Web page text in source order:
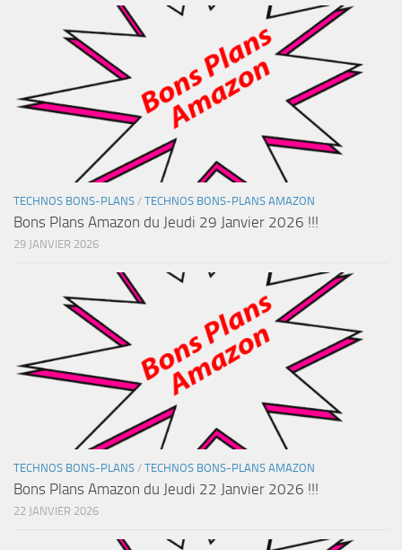
TECHNOS BONS-PLANS / TECHNOS BONS-PLANS AMAZON
Bons Plans Amazon du Jeudi 29 Janvier 2026 !!!
29 JANVIER 2026
TECHNOS BONS-PLANS / TECHNOS BONS-PLANS AMAZON
Bons Plans Amazon du Jeudi 22 Janvier 2026 !!!
22 JANVIER 2026